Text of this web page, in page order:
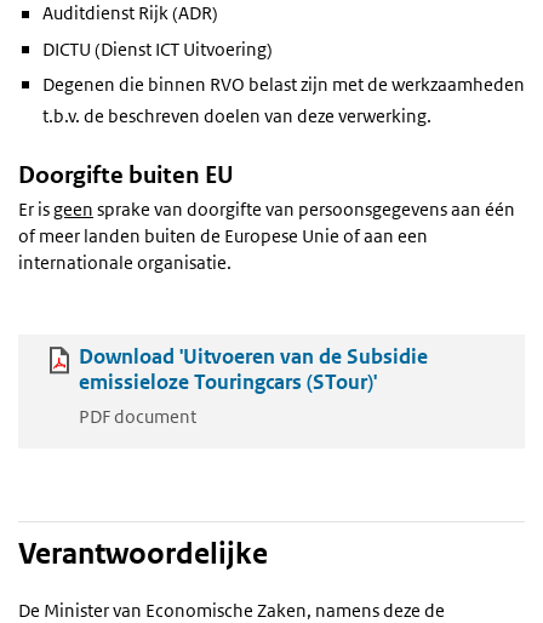
Auditdienst Rijk (ADR)
DICTU (Dienst ICT Uitvoering)
Degenen die binnen RVO belast zijn met de werkzaamheden
t.b.v. de beschreven doelen van deze verwerking.
Doorgifte buiten EU
Er isgeen sprake van doorgifte van persoonsgegevens aan één
of meer landen buiten de Europese Unie of aan een
internationale organisatie.
Download 'Uitvoeren van de Subsidie
emissieloze Touringcars (STour)'
PDF document
Verantwoordelijke
De Minister van Economische Zaken, namens deze de